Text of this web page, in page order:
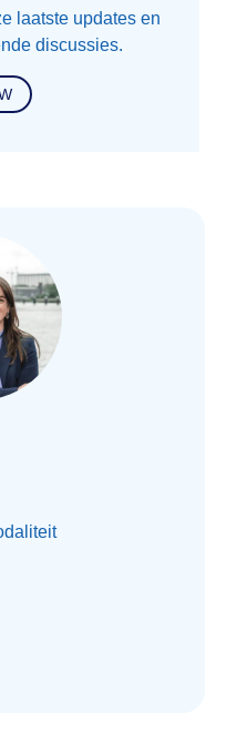
laatste updates en
discussies.